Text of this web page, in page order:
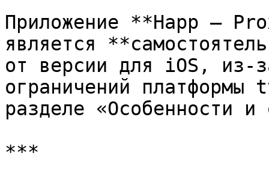
Приложение **Happ —
является
от версии для iOS, из-
ограничений платформы
разделе «Особенности
***